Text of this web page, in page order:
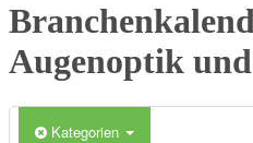
Augenoptik
Kategorien